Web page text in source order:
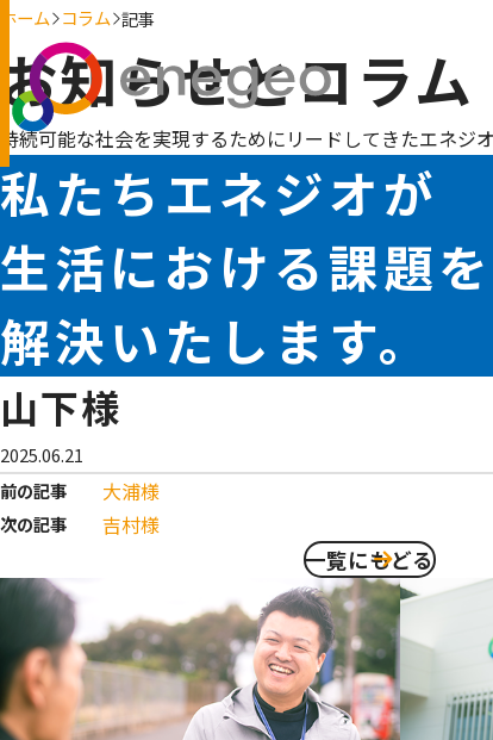
ホーム コラム 記事
お知らせとコラム
持続可能な社会を実現するためにリードしてきたエネジ
私たちエネジオが
生活における課題を
解決いたします。
山下様
2025.06.21
前の記事
大浦様
次の記事 吉村様
一覧にもどる